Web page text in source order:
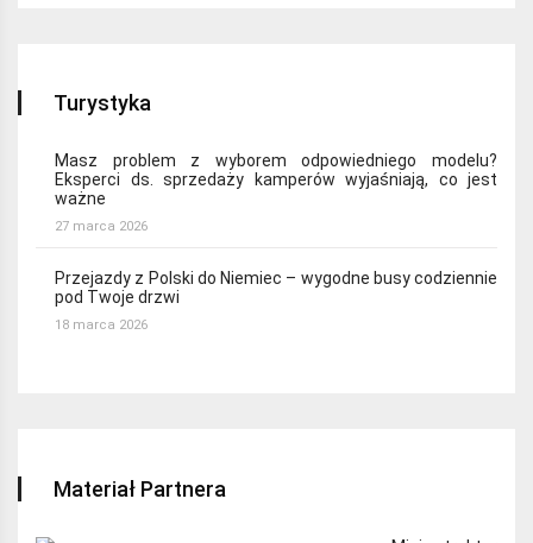
Turystyka
Masz problem z wyborem odpowiedniego modelu?
Eksperci ds. sprzedaży kamperów wyjaśniają, co jest
ważne
27 marca 2026
Przejazdy z Polski do Niemiec – wygodne busy codziennie
pod Twoje drzwi
18 marca 2026
Materiał Partnera